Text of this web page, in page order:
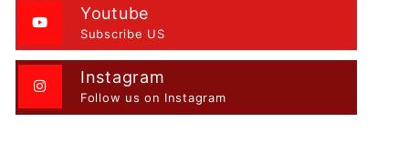
Youtube
Subscribe US
Instagram
Follow us on Instagram